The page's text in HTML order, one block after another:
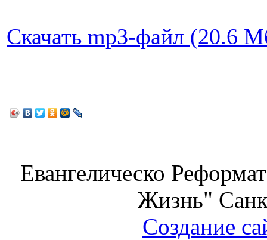
Скачать mp3-файл (20.6
Евангелическо
Жизнь"
Создание